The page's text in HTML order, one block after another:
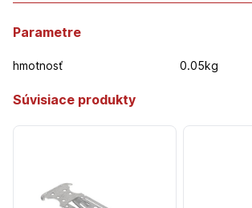
Parametre
hmotnosť 0.05kg
Súvisiace produkty